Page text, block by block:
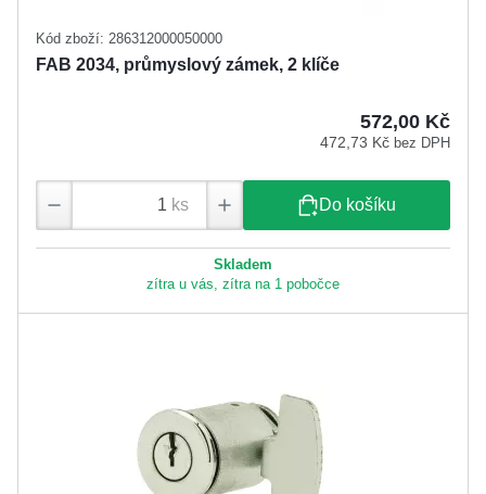
Kód zboží: 286312000050000
FAB 2034, průmyslový zámek, 2 klíče
572,00 Kč
472,73 Kč bez DPH
ks Do košíku
Skladem
zítra u vás, zítra na 1 pobočce